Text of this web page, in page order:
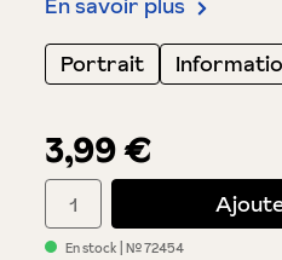
3,99 €
Portrait
En stock | №72454
Quantité de produit : Entrez